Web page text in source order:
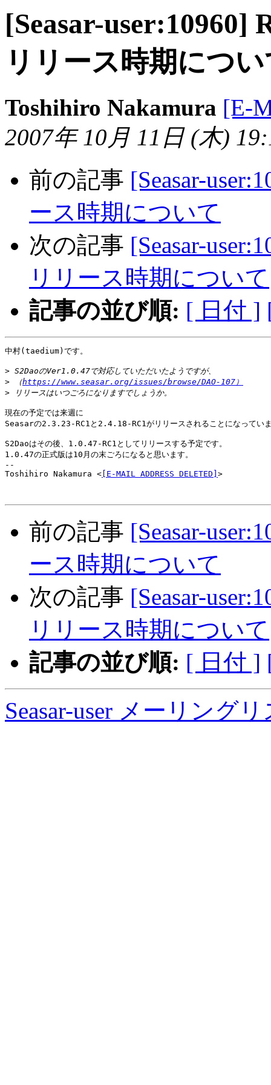
[Seasar-user:10960]
リリース時期につ
Toshihiro Nakamura [E-
2007年 10月 11日 (木)
前の記事 [Seasar-
ース時期について
次の記事 [Seasar-
リリース時期について
記事の並び順: [ 日付 ]
中村(taedium)です。
>
> （https://www.seasar.org/issues/browse/DAO-107）
>
現在の予定では来週に
Seasarの2.3.23-RC1と2.4.18-RC1がリリースされることになってい
S2Daoはその後、1.0.47-RC1としてリリースする予定です。
1.0.47の正式版は10月の末ごろになると思います。
--
Toshihiro Nakamura < [E-MAIL ADDRESS DELETED] >
前の記事 [Seasar-
ース時期について
次の記事 [Seasar-
リリース時期について
記事の並び順: [ 日付 ]
Seasar-user メーリング